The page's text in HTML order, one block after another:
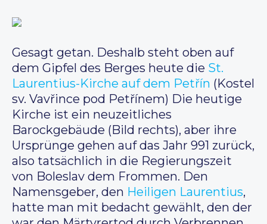
Gesagt getan. Deshalb steht oben auf
dem Gipfel des Berges heute die St.
Laurentius-Kirche auf dem Petřín (Kostel
sv. Vavřince pod Petřínem) Die heutige
Kirche ist ein neuzeitliches
Barockgebäude (Bild rechts), aber ihre
Ursprünge gehen auf das Jahr 991 zurück,
also tatsächlich in die Regierungszeit
von Boleslav dem Frommen. Den
Namensgeber, den Heiligen Laurentius,
hatte man mit bedacht gewählt, den der